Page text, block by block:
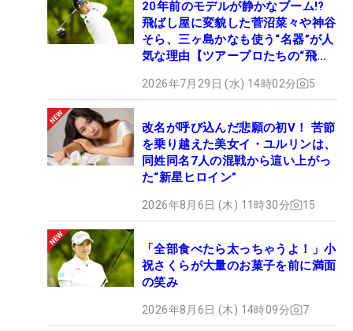
20年前のモデルが静かなブーム!?
飛ばし屋に変貌した菅沼菜々や神谷
そら、三ヶ島かなも使う“名器”が人
気な理由【ツアープロたちの“飛ば
2026年7月29日 (水) 14時02分 5
改名が呼び込んだ悲願の初V！ 苦節
を乗り越えた美女イ・ユルリンは、
同姓同名7人の混戦から這い上がっ
た“新星ヒロイン”
2026年8月6日 (木) 11時30分 15
「全部食べたら太っちゃうよ！」小
祝さくらが大量のお菓子を前に満面
の笑み
2026年8月6日 (木) 14時09分 7